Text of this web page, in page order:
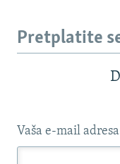
Pretplatite
Vaša e-mail adresa